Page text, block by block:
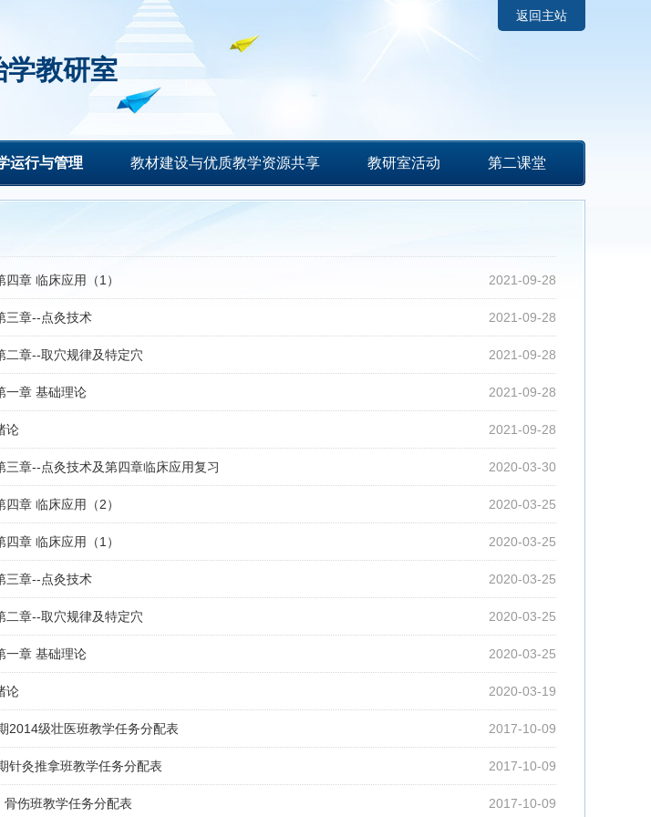
返回主站
学教研室
运行与管理 教材建设与优质教学资源共享 教研室活动 第二课堂
2021-09-28
章 临床应用（1）
2021-09-28
三章--点灸技术
2021-09-28
二章--取穴规律及特定穴
2021-09-28
一章 基础理论
2021-09-28
论
2020-03-30
章--点灸技术及第四章临床应用复习
2020-03-25
章 临床应用（2）
2020-03-25
章 临床应用（1）
2020-03-25
三章--点灸技术
2020-03-25
二章--取穴规律及特定穴
2020-03-25
一章 基础理论
2020-03-19
论
2017-10-09
2014级壮医班教学任务分配表
2017-10-09
针灸推拿班教学任务分配表
2017-10-09
伤班教学任务分配表